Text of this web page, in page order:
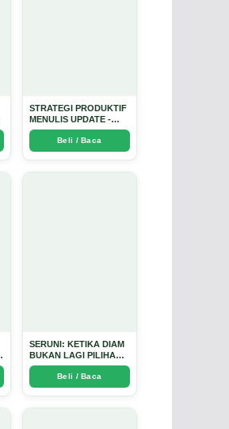
STRATEGI PRODUKTIF
MENULIS UPDATE -
Arda Dinata
Beli / Baca
SERUNI: KETIKA DIAM
BUKAN LAGI PILIHAN -
Arda Dinata
Beli / Baca